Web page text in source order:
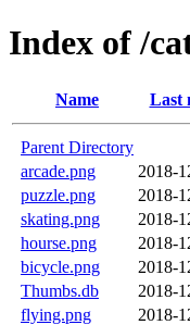
Index of /
Name Last
Parent Directory
arcade.png
2018-
puzzle.png
2018-
skating.png
2018-
hourse.png
2018-
bicycle.png
2018-
Thumbs.db
2018-
flying.png
2018-